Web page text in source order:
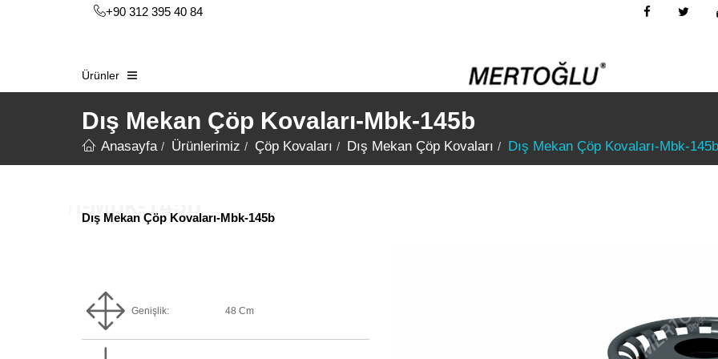
+90 312 395 40 84
Ürünler
Dış Mekan Çöp Kovaları-Mbk-145b
Anasayfa Ürünlerimiz Çöp Kovaları Dış Mekan Çöp Kovaları Dış Mekan Çöp Kovaları-Mbk-145b
Dış Mekan Çöp Kovaları-Mbk-145b
Genişlik: 48 Cm